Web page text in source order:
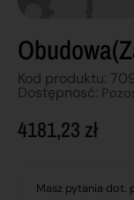
Kod produktu:
Dostępnosć:
4181,23 zł
Masz pytania dot.